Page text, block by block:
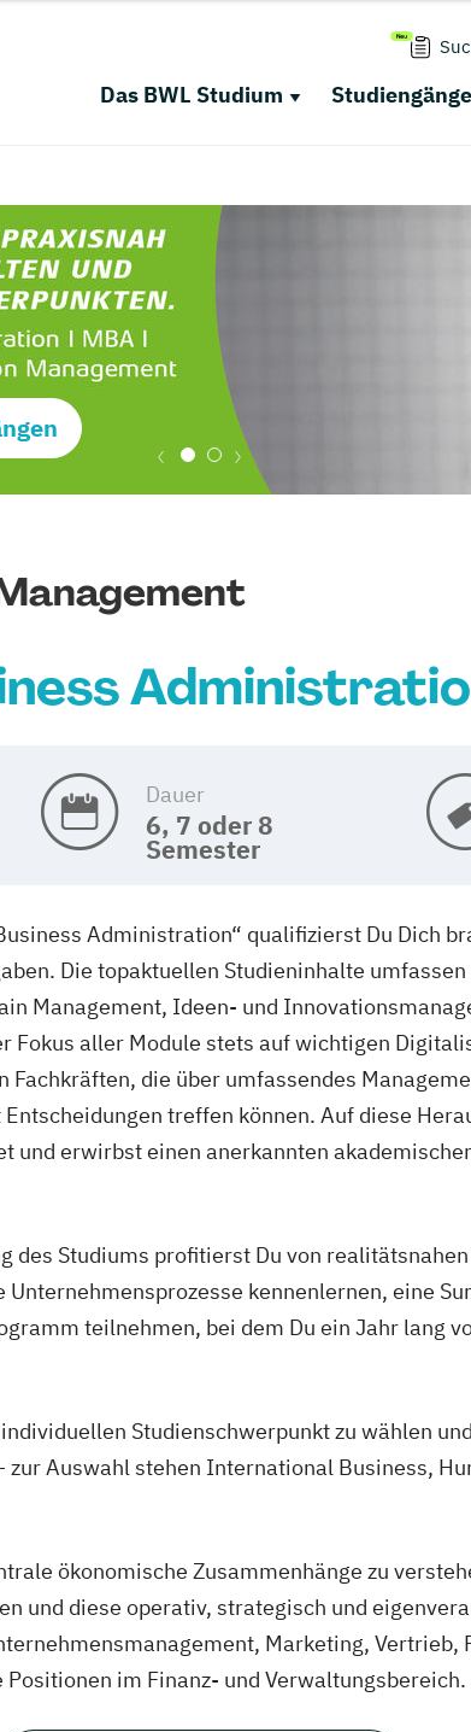
Das BWL Studium Studiengänge
Dauer
6, 7 oder 8
Semester
Administration“ qualifizierst Du Dich
Die topaktuellen Studieninhalte
Management, Ideen- und
Fokus aller Module stets auf wichtigen
die über umfassendes
treffen können. Auf diese
und erwirbst einen anerkannten
des Studiums profitierst Du von
kennenlernen, eine
teilnehmen, bei dem Du ein Jahr lang
Studienschwerpunkt zu wählen
Auswahl stehen International Business,
ökonomische Zusammenhänge zu
und diese operativ, strategisch und
Marketing, Vertrieb,
im Finanz- und Verwaltungsbereich.